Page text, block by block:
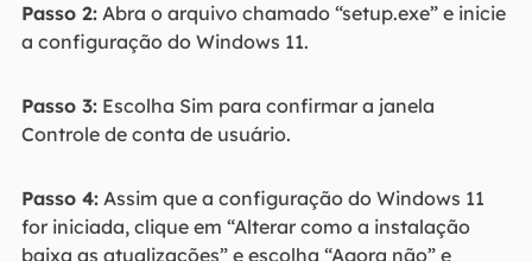
Passo 2:Abra o arquivo chamado “setup.exe” e inicie
a configuração do Windows 11.
Passo 3:Escolha Sim para confirmar a janela
Controle de conta de usuário.
Passo 4:Assim que a configuração do Windows 11
for iniciada, clique em “Alterar como a instalação
baixa as atualizações” e escolha “Agora não” e